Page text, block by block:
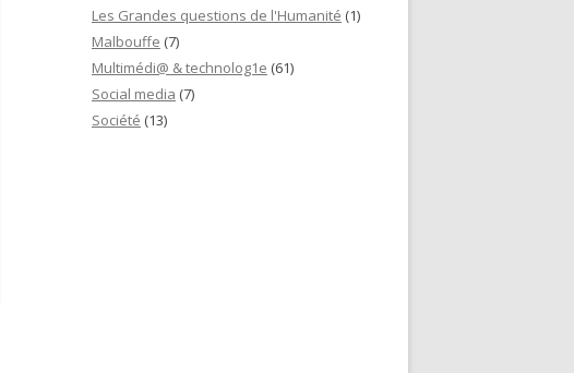
Les Grandes questions de l'Humanité (1)
Malbouffe (7)
Multimédi@ & technolog1e (61)
Social media (7)
Société (13)